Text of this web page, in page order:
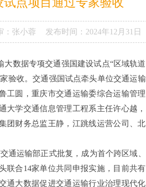
：张小蓉 发布时间： 2024年12月31日
数据专项交通强国建设试点“区域轨道
验收。交通强国试点牵头单位交通运输
工圆，重庆市交通运输委综合运输管理
大学交通信息管理工程系主任许心越，
团财务总监王静，江跳线运营公司、北
通运输部正式批复，成为首个跨区域、
联合14家单位共同申报实施，目前共有
通大数据促进交通运输行业治理现代化